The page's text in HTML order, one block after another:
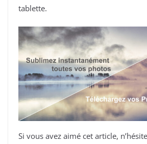
tablette.
Si vous avez aimé cet article,